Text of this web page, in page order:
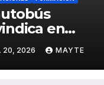
en
su papel
eje de la
20, 2026 MAYTE